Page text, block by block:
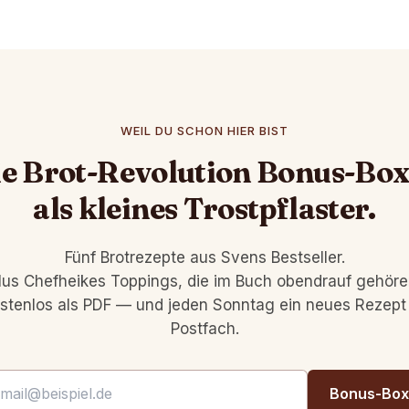
WEIL DU SCHON HIER BIST
Brot-Revolution Bonus-
als kleines Trostpflaster.
Fünf Brotrezepte aus Svens Bestseller.
Chefheikes Toppings, die im Buch obendrauf
als PDF — und jeden Sonntag ein neues Rezept
Postfach.
Bonus-